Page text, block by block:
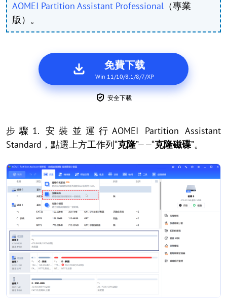
AOMEI Partition Assistant Professional （專業
版）。
免費下载
Win 11/10/8.1/8/7/XP
安全下載
步驟1. 安裝並運行AOMEI Partition Assistant
Standard，點選上方工作列“克隆”——“克隆磁碟”。